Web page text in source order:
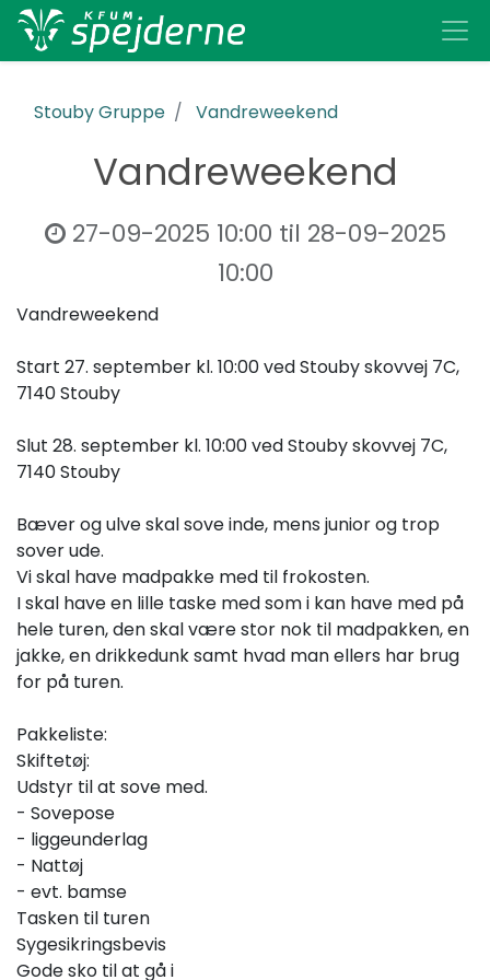
Stouby Gruppe Vandreweekend
Vandreweekend
27-09-2025 10:00 til 28-09-2025
10:00
Vandreweekend
Start 27. september kl. 10:00 ved Stouby skovvej 7C,
7140 Stouby
Slut 28. september kl. 10:00 ved Stouby skovvej 7C,
7140 Stouby
Bæver og ulve skal sove inde, mens junior og trop
sover ude.
Vi skal have madpakke med til frokosten.
I skal have en lille taske med som i kan have med på
hele turen, den skal være stor nok til madpakken, en
jakke, en drikkedunk samt hvad man ellers har brug
for på turen.
Pakkeliste:
Skiftetøj:
Udstyr til at sove med.
- Sovepose
- liggeunderlag
- Nattøj
- evt. bamse
Tasken til turen
Sygesikringsbevis
Gode sko til at gå i